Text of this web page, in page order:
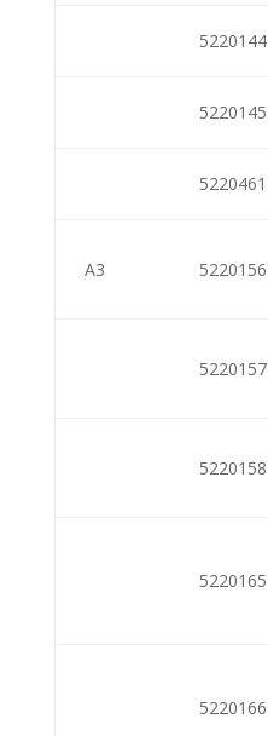
5220144
5220145
5220461
A3 5220156
5220157
5220158
5220165
5220166